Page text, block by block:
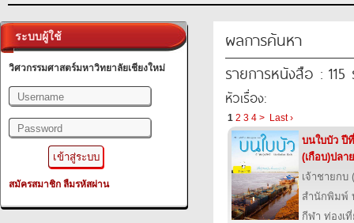
ระบบผู้ใช้
วิศวกรรมศาสตร์มหาวิทยาลัยเชียงใหม่
สมัครสมาชิก ลืมรหัสผ่าน
ผลการค้นหา
รายการหนังสือ : 115
หัวเรื่อง:
1 2 3 4 > Last ›
บนใบบัว ปี
(เกือบ)ปล
เจ้าชายกบ
สำนักพิมพ์
กีฬา ท่องเ